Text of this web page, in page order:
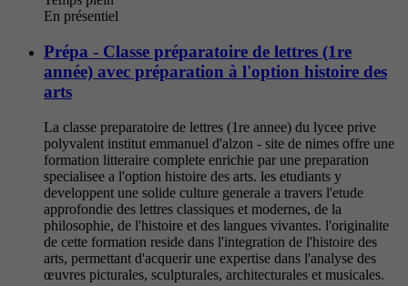
En présentiel
Prépa - Classe préparatoire de lettres (1re
année) avec préparation à l'option histoire des
arts
La classe preparatoire de lettres (1re annee) du lycee prive
polyvalent institut emmanuel d'alzon - site de nimes offre une
formation litteraire complete enrichie par une preparation
specialisee a l'option histoire des arts. les etudiants y
developpent une solide culture generale a travers l'etude
approfondie des lettres classiques et modernes, de la
philosophie, de l'histoire et des langues vivantes. l'originalite
de cette formation reside dans l'integration de l'histoire des
arts, permettant d'acquerir une expertise dans l'analyse des
œuvres picturales, sculpturales, architecturales et musicales.